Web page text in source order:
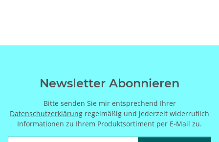
Newsletter Abonnieren
Bitte senden Sie mir entsprechend Ihrer
Datenschutzerklärung regelmäßig und jederzeit widerruflich
Informationen zu Ihrem Produktsortiment per E-Mail zu.